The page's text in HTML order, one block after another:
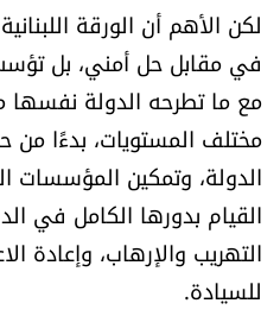
by
لكن الأهم أن الورقة
في مقابل حل أمني، بل
مع ما تطرحه الدولة نفسها
مختلف المستويات، بدءًا من
الدولة، وتمكين المؤسسات
القيام بدورها الكامل في
التهريب والإرهاب، وإعادة
للسيادة.